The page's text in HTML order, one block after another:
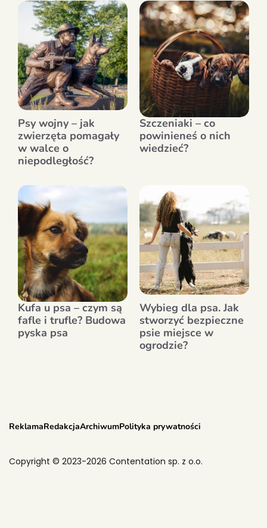
Psy wojny – jak
zwierzęta pomagały
w walce o
niepodległość?
Szczeniaki – co
powinieneś o nich
wiedzieć?
Kufa u psa – czym są
fafle i trufle? Budowa
pyska psa
Wybieg dla psa. Jak
stworzyć bezpieczne
psie miejsce w
ogrodzie?
ReklamaRedakcjaArchiwumPolityka prywatności
Copyright © 2023-2026 Contentation sp. z o.o.